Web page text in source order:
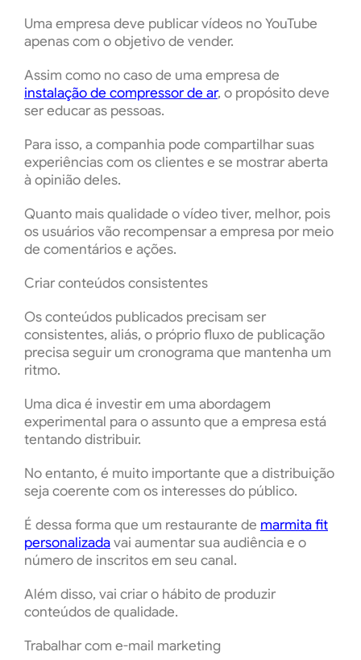
Uma empresa deve publicar vídeos no YouTube
apenas com o objetivo de vender.
Assim como no caso de uma empresa de
instalação de compressor de ar, o propósito deve
ser educar as pessoas.
Para isso, a companhia pode compartilhar suas
experiências com os clientes e se mostrar aberta
à opinião deles.
Quanto mais qualidade o vídeo tiver, melhor, pois
os usuários vão recompensar a empresa por meio
de comentários e ações.
Criar conteúdos consistentes
Os conteúdos publicados precisam ser
consistentes, aliás, o próprio fluxo de publicação
precisa seguir um cronograma que mantenha um
ritmo.
Uma dica é investir em uma abordagem
experimental para o assunto que a empresa está
tentando distribuir.
No entanto, é muito importante que a distribuição
seja coerente com os interesses do público.
É dessa forma que um restaurante de marmita fit
personalizadavai aumentar sua audiência e o
número de inscritos em seu canal.
Além disso, vai criar o hábito de produzir
conteúdos de qualidade.
Trabalhar com e-mail marketing